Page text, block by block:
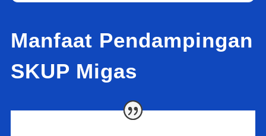
Manfaat Pendampingan
SKUP Migas